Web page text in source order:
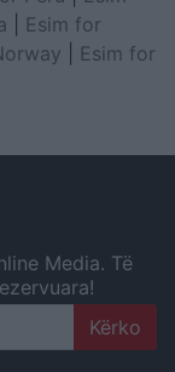
Esim for
Esim for
Media. Të